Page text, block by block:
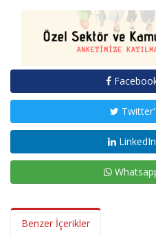
Benzer İçerikler